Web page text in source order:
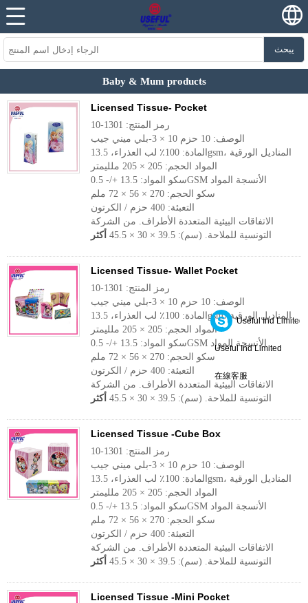
يبحث
Baby & Mum products
Licensed Tissue- Pocket
رمز المنتج: 1301-10
الوصف: 10 حزم 10 × 3-بلي ميني جيب
المادة: 100٪ لب العذراء، 13.5gsm، المناديل الورقية
المواد الحجم: 205 × 205 ملليمتر
سكو المواد: 13.5 +/- 0.5GSM الأنسجة المواد
سكو الحجم: 270 × 56 × 72 ملم
التعبئة: 400 حزم / الكرتون
الاتفاقات البيئية المتعددة الأطراف. من الشركة
التونسية للملاحة. (سم): 39.5 × 30 × 45.5
أكثر
Licensed Tissue- Wallet Pocket
رمز المنتج: 1301-10
الوصف: 10 حزم 10 × 3-بلي ميني جيب
المادة: 100٪ لب العذراء، 13.5gsm، المناديل الورقية
المواد الحجم: 205 × 205 ملليمتر
سكو المواد: 13.5 +/- 0.5GSM الأنسجة المواد
سكو الحجم: 270 × 56 × 72 ملم
التعبئة: 400 حزم / الكرتون
الاتفاقات البيئية المتعددة الأطراف. من الشركة
التونسية للملاحة. (سم): 39.5 × 30 × 45.5
أكثر
Licensed Tissue -Cube Box
رمز المنتج: 1301-10
الوصف: 10 حزم 10 × 3-بلي ميني جيب
المادة: 100٪ لب العذراء، 13.5gsm، المناديل الورقية
المواد الحجم: 205 × 205 ملليمتر
سكو المواد: 13.5 +/- 0.5GSM الأنسجة المواد
سكو الحجم: 270 × 56 × 72 ملم
التعبئة: 400 حزم / الكرتون
الاتفاقات البيئية المتعددة الأطراف. من الشركة
التونسية للملاحة. (سم): 39.5 × 30 × 45.5
أكثر
Licensed Tissue -Mini Pocket
Useful Ind Limited
Useful Ind Limited
在線客服